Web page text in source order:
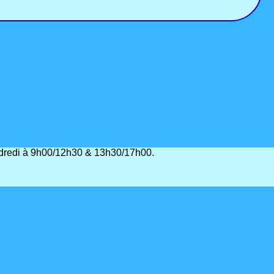
à 9h00/12h30 & 13h30/17h00.